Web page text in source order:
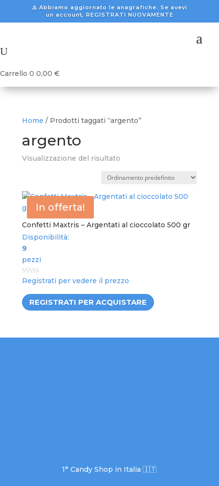
⚠️ Abbiamo aggiornato le anagrafiche. Se avevi
un account, REGISTRATI NUOVAMENTE
a
U
Carrello 0 0,00 €
Home / Prodotti taggati “argento”
argento
Visualizzazione del risultato
In offerta!
Confetti Maxtris – Argentati al cioccolato 500 gr
Disponibilità:
9
pezzi
0
out
5
Registrati per vedere il prezzo
REGISTRATI PER ACQUISTARE
1° Candy Shop in Italia 🇮🇹